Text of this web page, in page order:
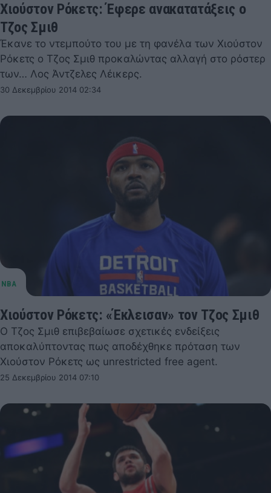
Χιούστον Ρόκετς: Έφερε ανακατατάξεις ο
Τζος Σμιθ
Έκανε το ντεμπούτο του με τη φανέλα των Χιούστον
Ρόκετς ο Τζος Σμιθ προκαλώντας αλλαγή στο ρόστερ
των… Λος Άντζελες Λέικερς.
30 Δεκεμβρίου 2014 02:34
Χιούστον Ρόκετς: «Έκλεισαν» τον Τζος Σμιθ
Ο Τζος Σμιθ επιβεβαίωσε σχετικές ενδείξεις
αποκαλύπτοντας πως αποδέχθηκε πρόταση των
Χιούστον Ρόκετς ως unrestricted free agent.
25 Δεκεμβρίου 2014 07:10